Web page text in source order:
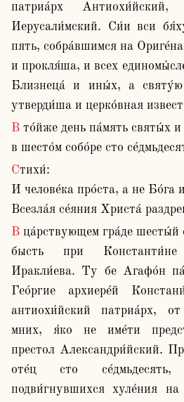
патриа́рх Антиохи́йский,
Иерусали́мский. Си́и вси
пять, собра́вшимся на
и прокля́ша, и всех
Близнеца́ и ины́х, а святу́ю
утверди́ша и церко́вная
В то́йже день па́мять святы́х и богоно́сных оте́ц и́же
в шесто́м собо́ре сто
Стихи́:
И челове́ка про́ста, а не Бо́га
Всезла́я се́яния Христа́
В ца́рствующем гра́де шесты́й собо́р пра́зднуем, и́же
бысть при
Иракли́ева. Ту бе Агафо́н
Гео́ргие архиере́й
антиохи́йский патриа́рх,
мних, я́ко не име́ти
престол Александри́йский.
оте́ц сто
подви́гнувшихся хуле́ния